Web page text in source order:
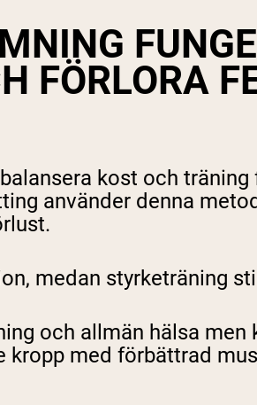
FÖRLORA
kost och
använder denna
medan styrketräning
och allmän hälsa
kropp med förbättrad